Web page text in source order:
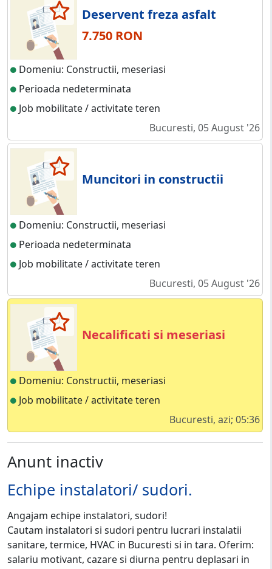
Deservent freza asfalt
7.750 RON
Domeniu: Constructii, meseriasi
Perioada nedeterminata
Job mobilitate / activitate teren
Bucuresti, 05 August '26
Muncitori in constructii
Domeniu: Constructii, meseriasi
Perioada nedeterminata
Job mobilitate / activitate teren
Bucuresti, 05 August '26
Necalificati si meseriasi
Domeniu: Constructii, meseriasi
Job mobilitate / activitate teren
Bucuresti, azi; 05:36
Anunt inactiv
Echipe instalatori/ sudori.
Angajam echipe instalatori, sudori!
Cautam instalatori si sudori pentru lucrari instalatii
sanitare, termice, HVAC in Bucuresti si in tara. Oferim:
salariu motivant, cazare si diurna pentru deplasari in